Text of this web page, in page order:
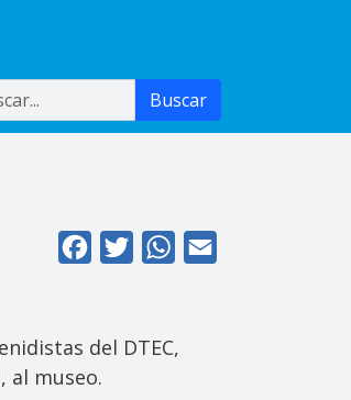
Buscar
FacebookTwitterWhatsApp
del DTEC,
al museo.